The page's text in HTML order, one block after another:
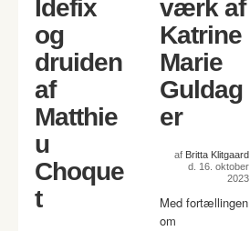
Idefix
og
druiden
af
Matthie
u
Choque
t
værk af
Katrine
Marie
Guldag
er
af Britta Klitgaard
d. 16. oktober
2023
Med fortællingen
om